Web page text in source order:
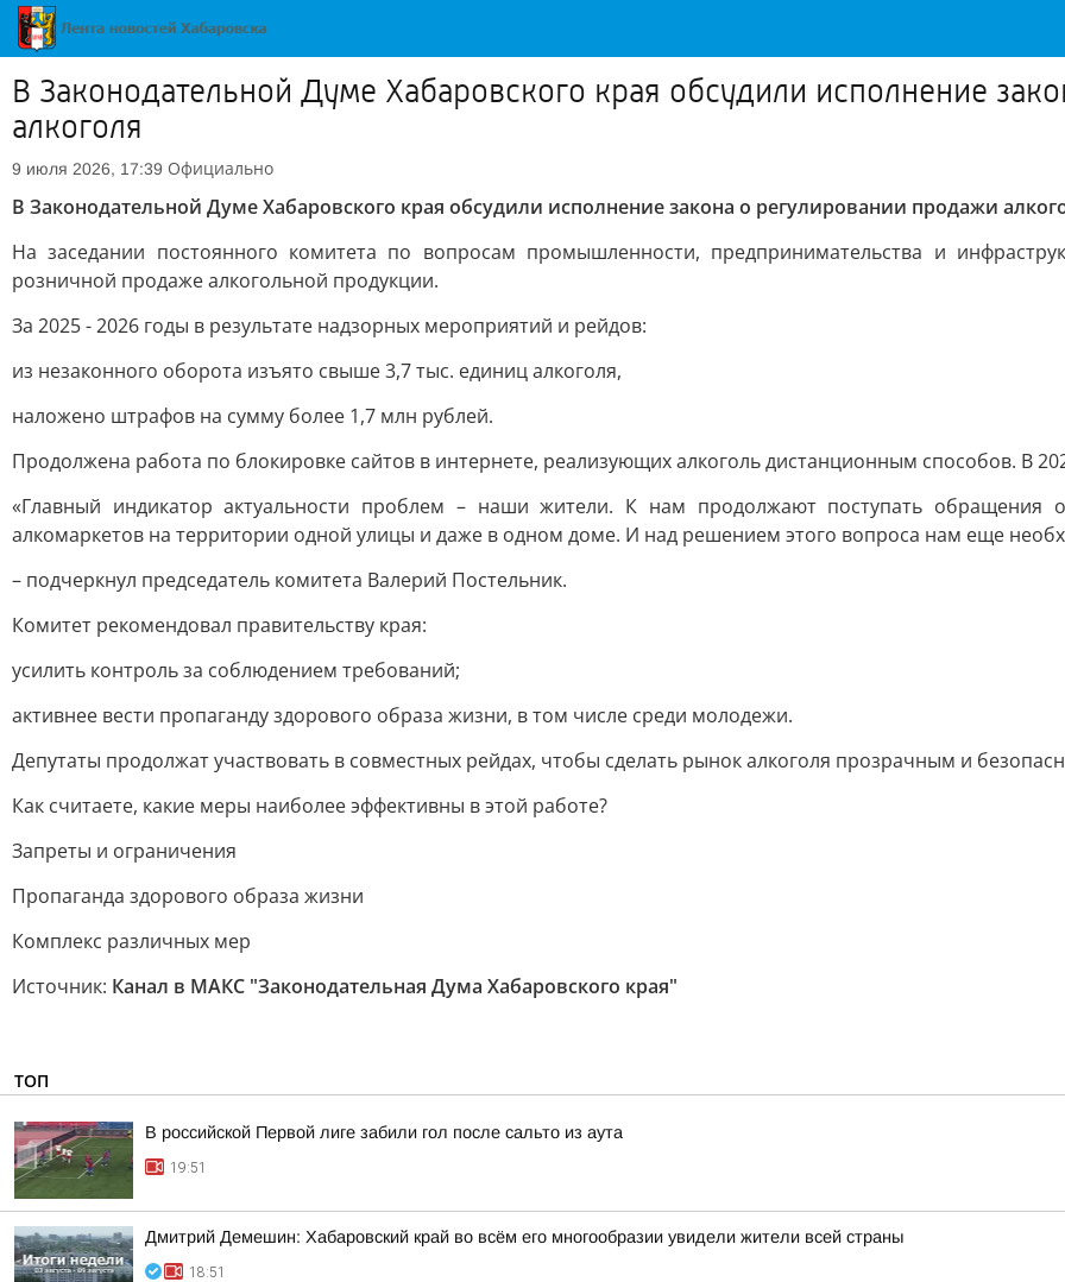
В Законодательной Думе Хабаровского края обсудили исполнение
алкоголя
9 июля 2026, 17:39 Официально
В Законодательной Думе Хабаровского края обсудили исполнение закона о регулировании продажи
На заседании постоянного комитета по вопросам промышленности, предпринимательства и
розничной продаже алкогольной продукции.
За 2025 - 2026 годы в результате надзорных мероприятий и рейдов:
из незаконного оборота изъято свыше 3,7 тыс. единиц алкоголя,
наложено штрафов на сумму более 1,7 млн рублей.
Продолжена работа по блокировке сайтов в интернете, реализующих алкоголь дистанционным способов. В
«Главный индикатор актуальности проблем – наши жители. К нам продолжают поступать
алкомаркетов на территории одной улицы и даже в одном доме. И над решением этого вопроса нам еще
– подчеркнул председатель комитета Валерий Постельник.
Комитет рекомендовал правительству края:
усилить контроль за соблюдением требований;
активнее вести пропаганду здорового образа жизни, в том числе среди молодежи.
Депутаты продолжат участвовать в совместных рейдах, чтобы сделать рынок алкоголя прозрачным и
Как считаете, какие меры наиболее эффективны в этой работе?
Запреты и ограничения
Пропаганда здорового образа жизни
Комплекс различных мер
Источник: Канал в МАКС "Законодательная Дума Хабаровского края"
ТОП
В российской Первой лиге забили гол после сальто из аута
19:51
Дмитрий Демешин: Хабаровский край во всём его многообразии увидели жители всей страны
18:51